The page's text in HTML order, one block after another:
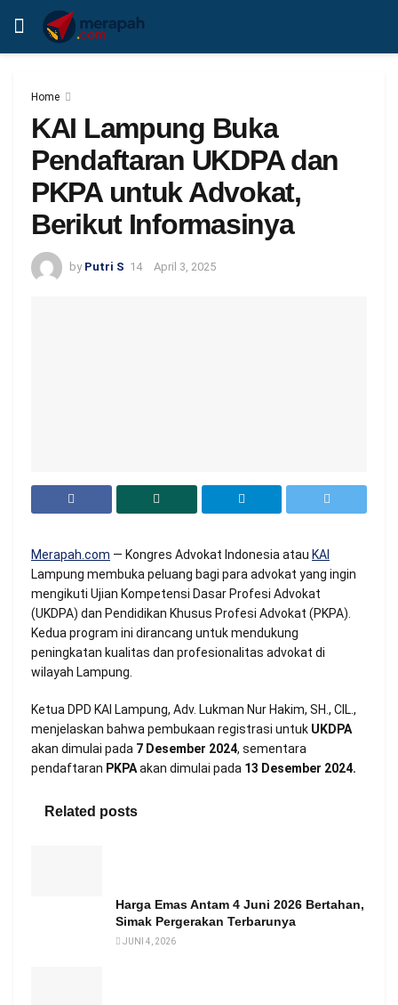
Home
KAI Lampung Buka
Pendaftaran UKDPA dan
PKPA untuk Advokat,
Berikut Informasinya
by Putri S April 3, 2025
Merapah.com — Kongres Advokat Indonesia atau KAI
Lampung membuka peluang bagi para advokat yang ingin
mengikuti Ujian Kompetensi Dasar Profesi Advokat
(UKDPA) dan Pendidikan Khusus Profesi Advokat (PKPA).
Kedua program ini dirancang untuk mendukung
peningkatan kualitas dan profesionalitas advokat di
wilayah Lampung.
Ketua DPD KAI Lampung, Adv. Lukman Nur Hakim, SH., CIL.,
menjelaskan bahwa pembukaan registrasi untuk UKDPA
akan dimulai pada 7 Desember 2024, sementara
pendaftaran PKPAakan dimulai pada 13 Desember 2024.
Related posts
Harga Emas Antam 4 Juni 2026 Bertahan,
Simak Pergerakan Terbarunya
JUNI 4, 2026